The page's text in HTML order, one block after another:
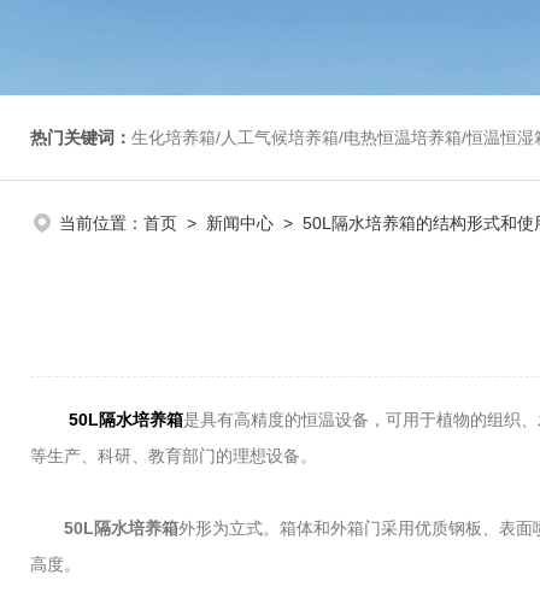
热门关键词： 生化培养箱/人工气候培养箱/电热恒温培养箱/恒温恒湿箱/光照培养箱/二氧化碳培养箱
当前位置： 首页 > 新闻中心 > 50L隔水培养箱的结构形式和使
50L隔水培养箱是具有高精度的恒温设备，可用于植物的组织
等生产、科研、教育部门的理想设备。
50L隔水培养箱外形为立式。箱体和外箱门采用优质钢板、表
高度。